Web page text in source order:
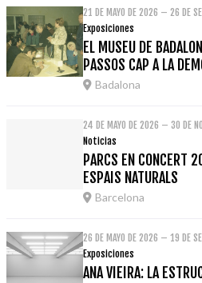
21 DE MAYO DE 2026 – 26 DE
Exposiciones
EL MUSEU DE
PASSOS CAP A LA
Badalona
24 DE MAYO DE 2026 – 30 DE
Noticias
PARCS EN CONCERT
ESPAIS NATURALS
Barcelona
26 DE MAYO DE 2026 – 19 DE
Exposiciones
ANA VIEIRA: LA